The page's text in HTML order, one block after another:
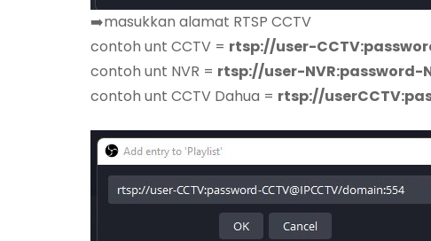
➡️masukkan alamat RTSP CCTV
contoh unt CCTV = rtsp://user-
contoh unt NVR = rtsp://user-NVR:password-
contoh unt CCTV Dahua = rtsp://